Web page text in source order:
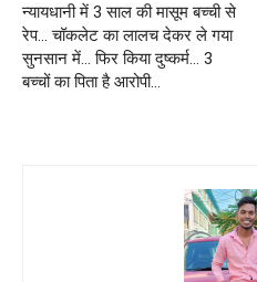
न्यायधानी में 3 साल की मासूम बच्ची से
रेप… चॉकलेट का लालच देकर ले गया
सुनसान में… फिर किया दुष्कर्म… 3
बच्चों का पिता है आरोपी…